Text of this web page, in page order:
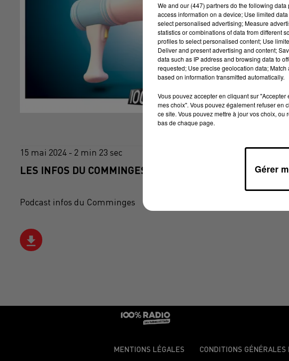
15 mai 2024 - 2 min 23 sec
LES INFOS DU COMMINGES DU 15/05/2024 À 15H00
Podcast infos du Comminges
MENTIONS LÉGALES CONDITIONS GÉNÉRALES
We and our (447) partnersdo the following data
access information on a device; Use limited
select personalised advertising; Measure
statistics or combinations of data from different
profiles to select personalised content; Use
Deliver and present advertising and content;
data such as IP address and browsing data to
requested; Use precise geolocation data;
based on information transmitted automatically.
Vous pouvez accepter en cliquant sur
mes choix". Vous pouvez également refuser en
ce site. Vous pouvez mettre à jour vos choix,
bas de chaque page.
Gérer